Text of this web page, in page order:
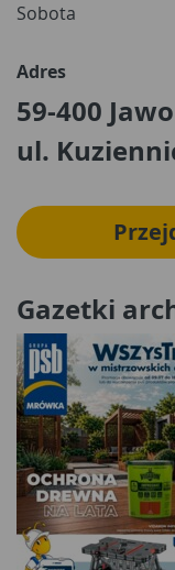
Sobota
Adres
59-400
ul.
Gazetki